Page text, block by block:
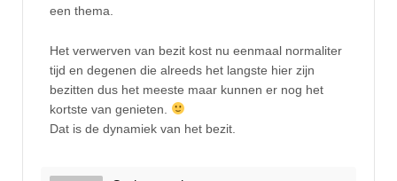
een thema.
Het verwerven van bezit kost nu eenmaal normaliter
tijd en degenen die alreeds het langste hier zijn
bezitten dus het meeste maar kunnen er nog het
kortste van genieten.
Dat is de dynamiek van het bezit.